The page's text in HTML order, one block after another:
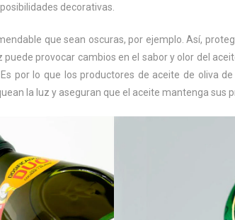
decorativas.
que sean oscuras, por ejemplo. Así,
puede provocar cambios en el sabor y olor del
por lo que los productores de aceite de oliva
la luz y aseguran que el aceite mantenga sus